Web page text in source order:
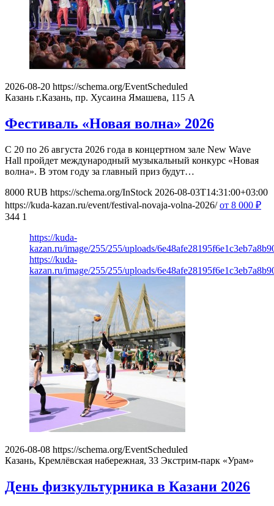
2026-08-20 https://schema.org/EventScheduled
Казань г.Казань, пр. Хусаина Ямашева, 115 A
Фестиваль «Новая волна» 2026
С 20 по 26 августа 2026 года в концертном зале New Wave
Hall пройдет международный музыкальный конкурс «Новая
волна». В этом году за главный приз будут…
8000 RUB https://schema.org/InStock 2026-08-03T14:31:00+03:00
https://kuda-kazan.ru/event/festival-novaja-volna-2026/ от 8 000 ₽
344 1
https://kuda-
kazan.ru/image/255/255/uploads/
https://kuda-
kazan.ru/image/255/255/uploads/
2026-08-08 https://schema.org/EventScheduled
Казань, Кремлёвская набережная, 33 Экстрим-парк «Урам»
День физкультурника в Казани 2026